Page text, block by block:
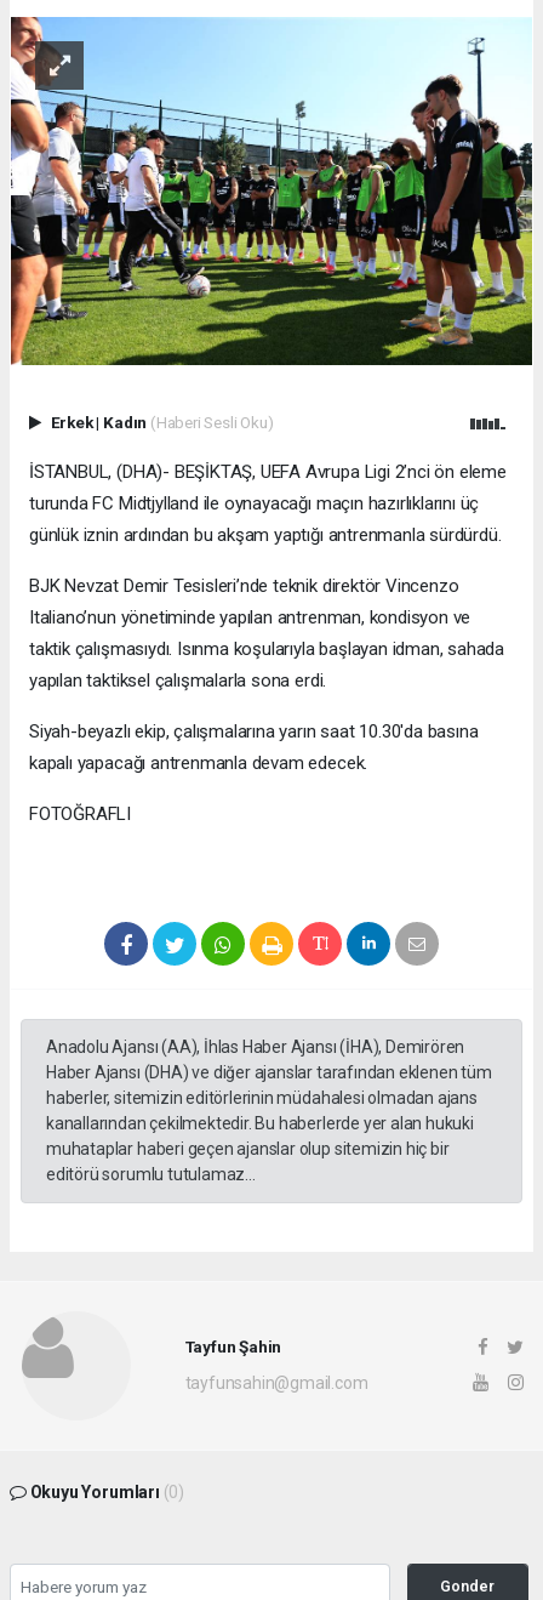
Erkek| Kadın (Haberi Sesli Oku)
İSTANBUL, (DHA)- BEŞİKTAŞ, UEFA Avrupa Ligi 2’nci ön eleme
turunda FC Midtjylland ile oynayacağı maçın hazırlıklarını üç
günlük iznin ardından bu akşam yaptığı antrenmanla sürdürdü.
BJK Nevzat Demir Tesisleri’nde teknik direktör Vincenzo
Italiano’nun yönetiminde yapılan antrenman, kondisyon ve
taktik çalışmasıydı. Isınma koşularıyla başlayan idman, sahada
yapılan taktiksel çalışmalarla sona erdi.
Siyah-beyazlı ekip, çalışmalarına yarın saat 10.30'da basına
kapalı yapacağı antrenmanla devam edecek.
FOTOĞRAFLI
Anadolu Ajansı (AA), İhlas Haber Ajansı (İHA), Demirören
Haber Ajansı (DHA) ve diğer ajanslar tarafından eklenen tüm
haberler, sitemizin editörlerinin müdahalesi olmadan ajans
kanallarından çekilmektedir. Bu haberlerde yer alan hukuki
muhataplar haberi geçen ajanslar olup sitemizin hiç bir
editörü sorumlu tutulamaz...
Tayfun Şahin
tayfunsahin@gmail.com
Okuyu Yorumları (0)
Gonder